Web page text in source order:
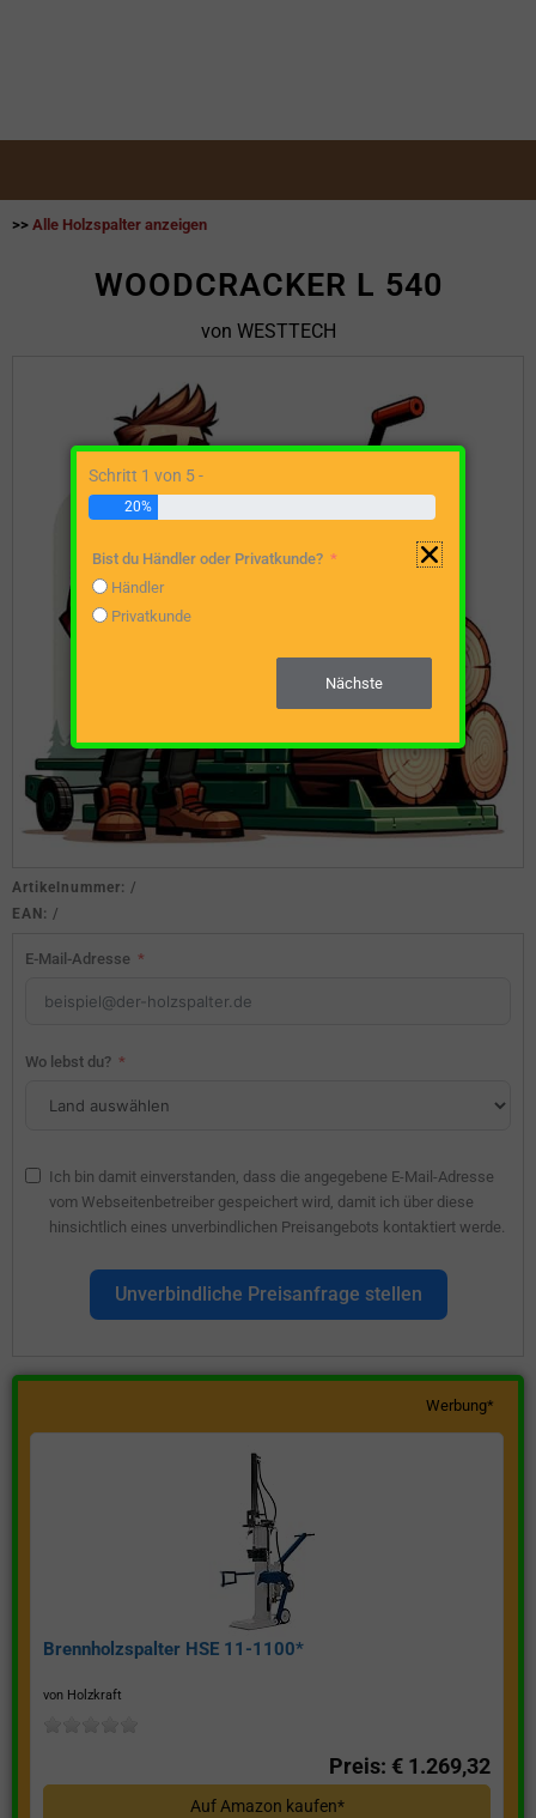
>> Alle Holzspalter anzeigen
WOODCRACKER L 540
von WESTTECH
Artikelnummer: /
EAN: /
E-Mail-Adresse
Wo lebst du?
Ich bin damit einverstanden, dass die angegebene E-Mail-Adresse
vom Webseitenbetreiber gespeichert wird, damit ich über diese
hinsichtlich eines unverbindlichen Preisangebots kontaktiert werde.
Unverbindliche Preisanfrage stellen
Werbung*
Brennholzspalter HSE 11-1100*
von Holzkraft
Preis: € 1.269,32
Auf Amazon kaufen*
Schritt 1 von 5 -
20%
Bist du Händler oder Privatkunde?
Händler
Privatkunde
Nächste